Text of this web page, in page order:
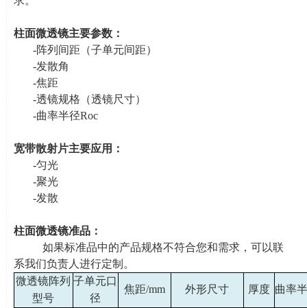
柱面微透镜主要参数：
-阵列间距（子单元间距）
-发散角
-焦距
-透镜规格（透镜尺寸）
-曲率半径Roc
宽带散射片主要应用：
-匀光
-聚光
-发散
柱面微透镜准品：
如果标准品中的产品规格不符合您和需求，可以联
系我们负责人进行定制。
微透镜阵列
型号
子单元口
径
焦距/mm 外形尺寸 厚度 曲率